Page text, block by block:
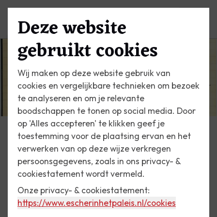
Deze website
gebruikt cookies
Wij maken op deze website gebruik van
cookies en vergelijkbare technieken om bezoek
te analyseren en om je relevante
boodschappen te tonen op social media. Door
op 'Alles accepteren' te klikken geef je
toestemming voor de plaatsing ervan en het
verwerken van op deze wijze verkregen
persoonsgegevens, zoals in ons privacy- &
cookiestatement wordt vermeld.
Onze privacy- & cookiestatement:
https://www.escherinhetpaleis.nl/cookies
Escher Vandaag
9 augustus 2017
Op de s.s. Luna, 1957